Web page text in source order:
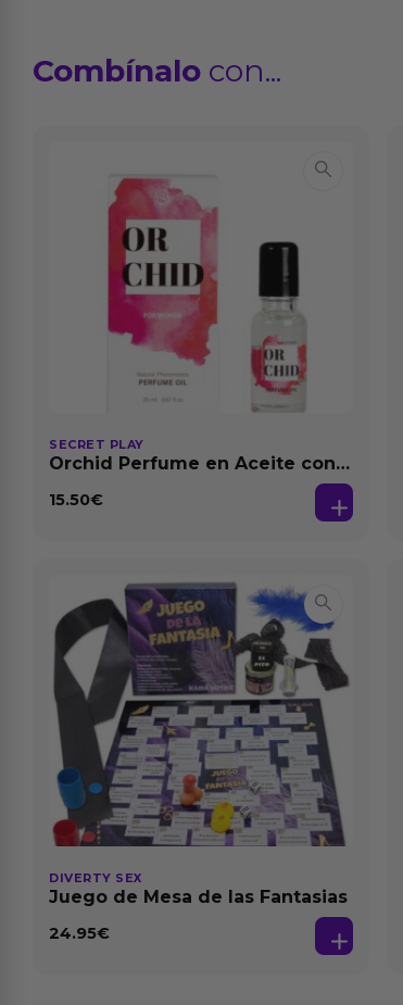
Combínalo con...
SECRET PLAY
Orchid Perfume en Aceite con
15.50€
DIVERTY SEX
Juego de Mesa de las Fantasias
24.95€